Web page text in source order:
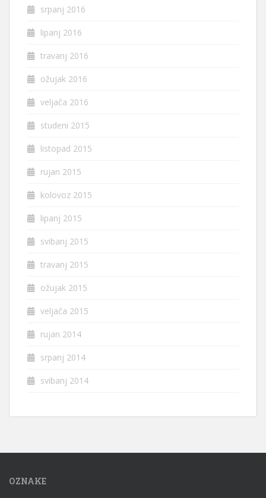
srpanj 2016
lipanj 2016
travanj 2016
ožujak 2016
veljača 2016
studeni 2015
listopad 2015
rujan 2015
kolovoz 2015
lipanj 2015
svibanj 2015
travanj 2015
ožujak 2015
veljača 2015
rujan 2014
srpanj 2014
svibanj 2014
OZNAKE